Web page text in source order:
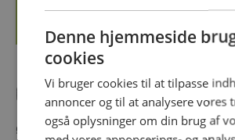
Om virksomheden
Økologihaven dyrker krydderurter på
Denne hjemmeside
cookies
Vi bruger cookies til at tilpasse
annoncer og til at analysere vores
også oplysninger om din brug af